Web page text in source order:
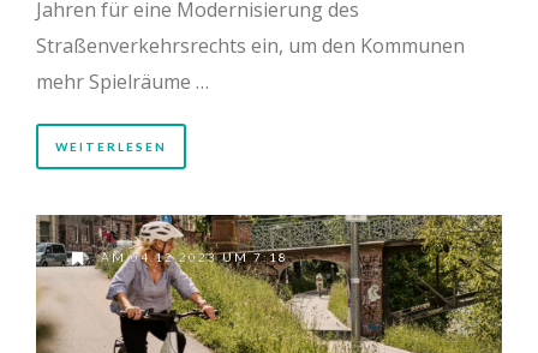
Jahren für eine Modernisierung des
Straßenverkehrsrechts ein, um den Kommunen
mehr Spielräume …
WEITERLESEN
AM 04.12.2023 UM 7:18